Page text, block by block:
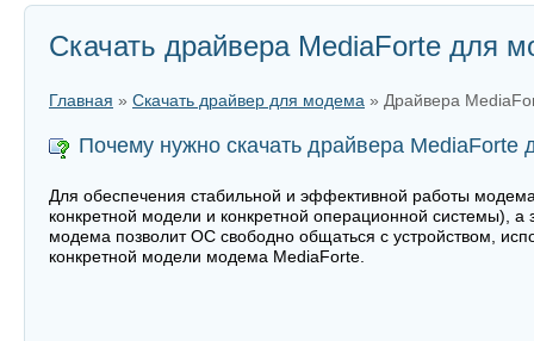
Скачать драйвера MediaForte для
Главная » Скачать драйвер для модема » Драйвера
Почему нужно скачать драйвера MediaForte
Для обеспечения стабильной и эффективной работы
конкретной модели и конкретной операционной системы),
модема позволит ОС свободно общаться с устройством,
конкретной модели модема MediaForte.